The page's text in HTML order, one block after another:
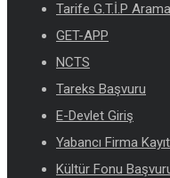
Tarife G.T.İ.P Arama
GET-APP
NCTS
Tareks Başvuru
E-Devlet Giriş
Yabancı Firma
Kültür Fonu